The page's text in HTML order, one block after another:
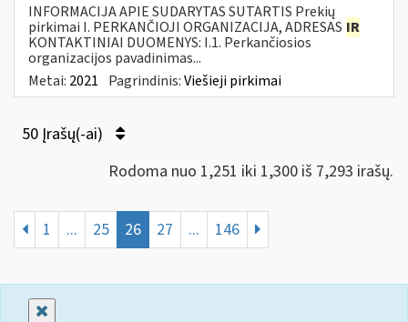
INFORMACIJA APIE SUDARYTAS SUTARTIS Prekių
pirkimai I. PERKANČIOJI ORGANIZACIJA, ADRESAS IR
KONTAKTINIAI DUOMENYS: I.1. Perkančiosios
organizacijos pavadinimas...
Metai: 2021 Pagrindinis:Viešieji pirkimai
50 Įrašų(-ai)
Rodoma nuo 1,251 iki 1,300 iš 7,293 irašų.
1 ... 25 26 27 ... 146